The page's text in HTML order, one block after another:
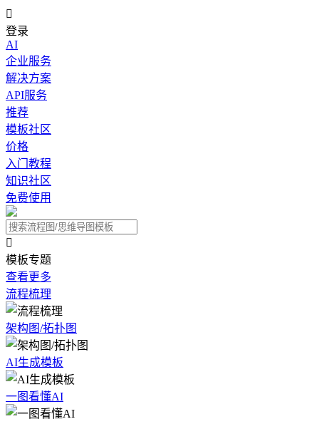

登录
AI
企业服务
解决方案
API服务
推荐
模板社区
价格
入门教程
知识社区
免费使用

模板专题
查看更多
流程梳理
架构图/拓扑图
AI生成模板
一图看懂AI